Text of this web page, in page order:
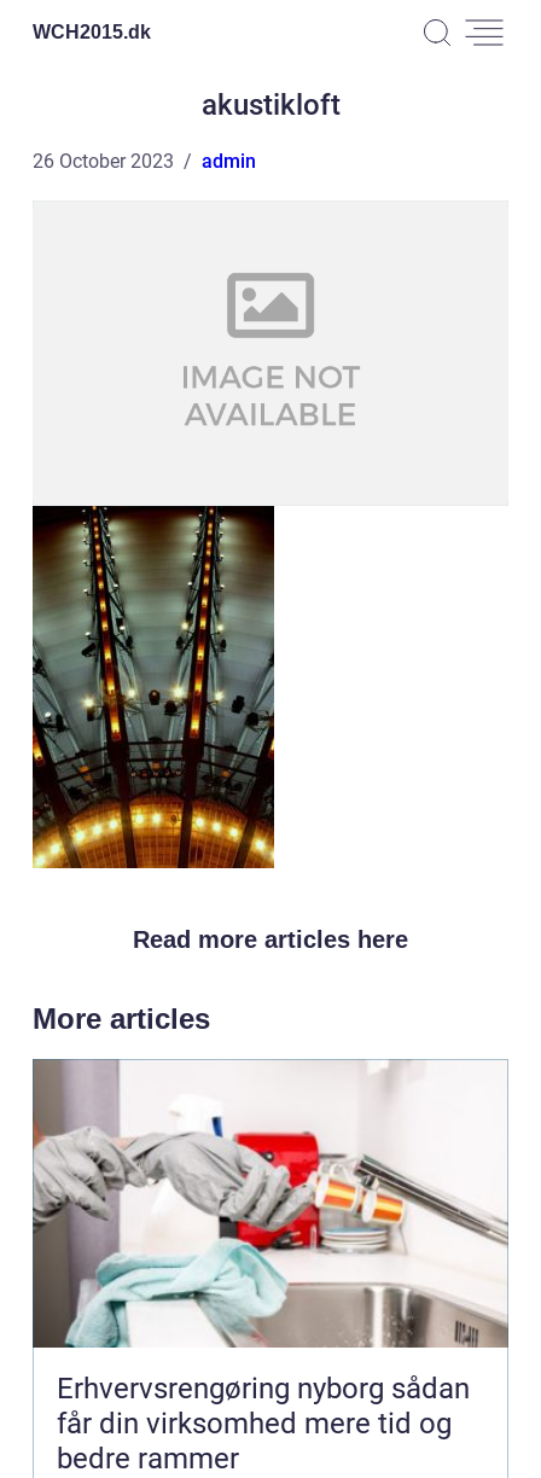
WCH2015.dk
akustikloft
26 October 2023 admin
Read more articles here
More articles
Erhvervsrengøring nyborg sådan
får din virksomhed mere tid og
bedre rammer